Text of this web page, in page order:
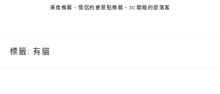
美食推薦、情侶約會景點推薦、3C開箱的部落客
標籤: 有貓